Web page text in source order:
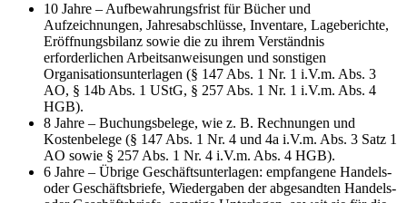
10 Jahre – Aufbewahrungsfrist für Bücher und
Aufzeichnungen, Jahresabschlüsse, Inventare, Lageberichte,
Eröffnungsbilanz sowie die zu ihrem Verständnis
erforderlichen Arbeitsanweisungen und sonstigen
Organisationsunterlagen (§ 147 Abs. 1 Nr. 1 i.V.m. Abs. 3
AO, § 14b Abs. 1 UStG, § 257 Abs. 1 Nr. 1 i.V.m. Abs. 4
HGB).
8 Jahre – Buchungsbelege, wie z. B. Rechnungen und
Kostenbelege (§ 147 Abs. 1 Nr. 4 und 4a i.V.m. Abs. 3 Satz 1
AO sowie § 257 Abs. 1 Nr. 4 i.V.m. Abs. 4 HGB).
6 Jahre – Übrige Geschäftsunterlagen: empfangene Handels-
oder Geschäftsbriefe, Wiedergaben der abgesandten Handels-